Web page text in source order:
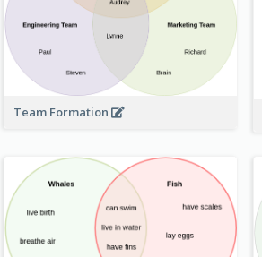
Team Formation